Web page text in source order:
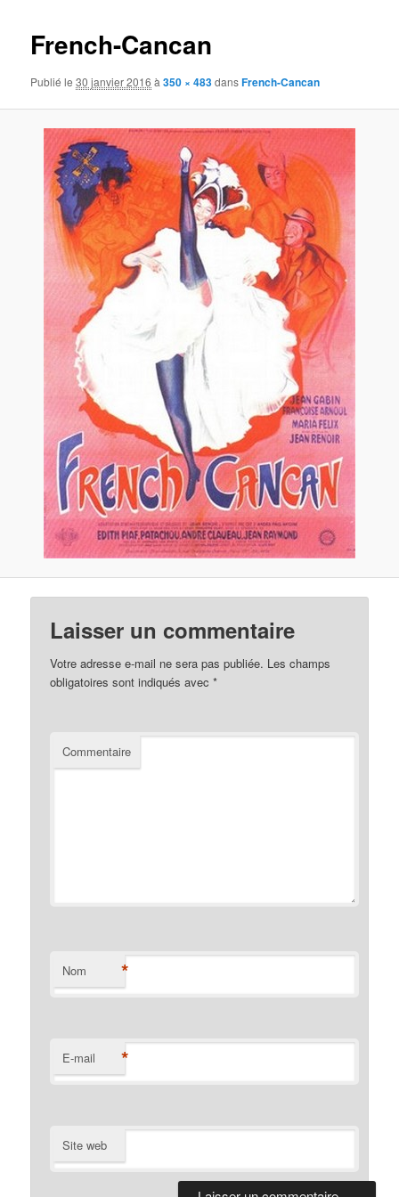
French-Cancan
Publié le30 janvier 2016 à350 × 483dansFrench-Cancan
Laisser un commentaire
Votre adresse e-mail ne sera pas publiée. Les champs
obligatoires sont indiqués avec*
Commentaire
Nom *
E-mail *
Site web